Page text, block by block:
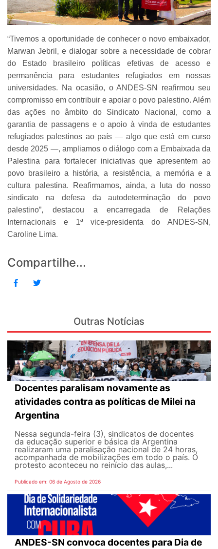
“Tivemos a oportunidade de conhecer o novo embaixador,
Marwan Jebril, e dialogar sobre a necessidade de cobrar
do Estado brasileiro políticas efetivas de acesso e
permanência para estudantes refugiados em nossas
universidades. Na ocasião, o ANDES-SN reafirmou seu
compromisso em contribuir e apoiar o povo palestino. Além
das ações no âmbito do Sindicato Nacional, como a
garantia de passagens e o apoio à vinda de estudantes
refugiados palestinos ao país — algo que está em curso
desde 2025 —, ampliamos o diálogo com a Embaixada da
Palestina para fortalecer iniciativas que apresentem ao
povo brasileiro a história, a resistência, a memória e a
cultura palestina. Reafirmamos, ainda, a luta do nosso
sindicato na defesa da autodeterminação do povo
palestino”, destacou a encarregada de Relações
Internacionais e 1ª vice-presidenta do ANDES-SN,
Caroline Lima.
Compartilhe...
Outras Notícias
Docentes paralisam novamente as
atividades contra as políticas de Milei na
Argentina
Nessa segunda-feira (3), sindicatos de docentes
da educação superior e básica da Argentina
realizaram uma paralisação nacional de 24 horas,
acompanhada de mobilizações em todo o país. O
protesto aconteceu no reinício das aulas,...
Publicado em: 06 de Agosto de 2026
ANDES-SN convoca docentes para Dia de